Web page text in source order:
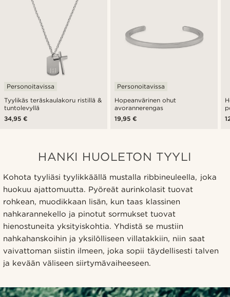
Tyylikäs teräskaulakoru ristillä &
tuntolevyllä
Personoitavissa
34,95 €
Hopeanvärinen ohut
avorannerengas
Personoitavissa
19,95 €
HANKI HUOLETON TYYLI
Kohota tyyliäsi tyylikkäällä mustalla ribbineuleella, joka
huokuu ajattomuutta. Pyöreät aurinkolasit tuovat
rohkean, muodikkaan lisän, kun taas klassinen
nahkarannekello ja pinotut sormukset tuovat
hienostuneita yksityiskohtia. Yhdistä se mustiin
nahkahanskoihin ja yksilölliseen villatakkiin, niin saat
vaivattoman siistin ilmeen, joka sopii täydellisesti talven
ja kevään väliseen siirtymävaiheeseen.